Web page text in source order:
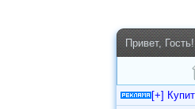
Привет, Гость!
[+]